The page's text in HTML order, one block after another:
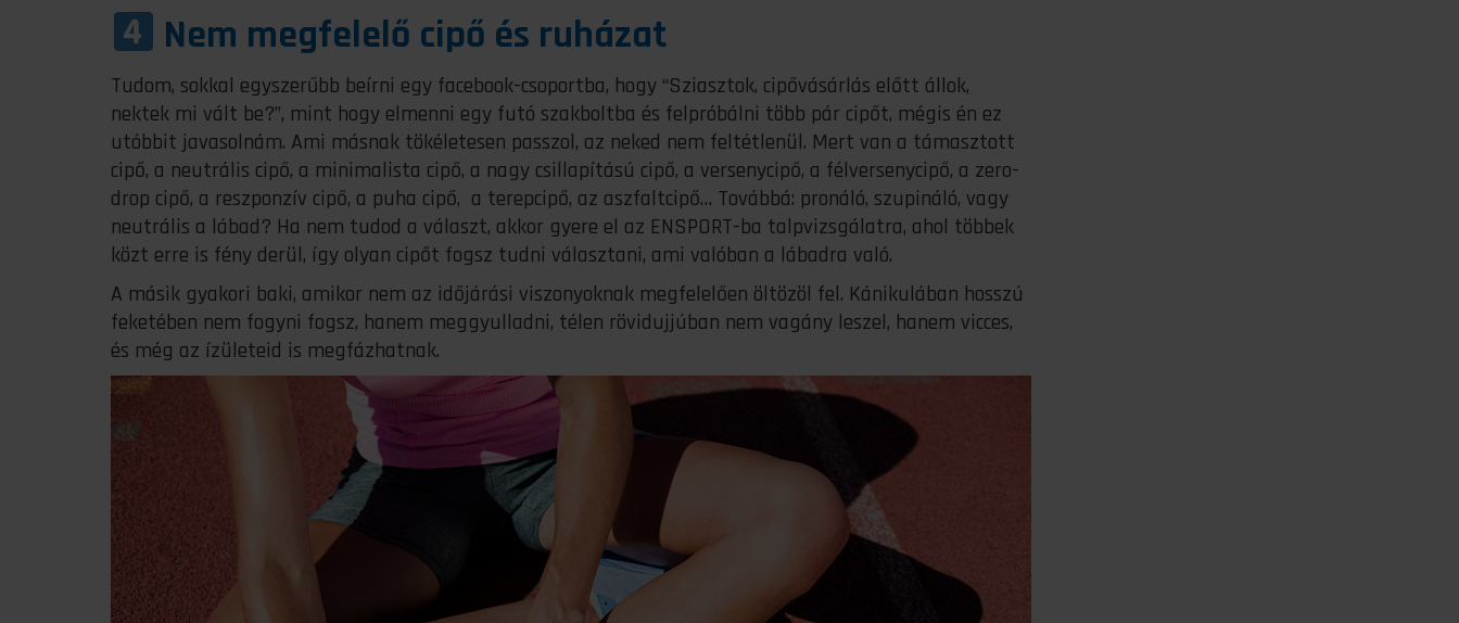
Nem megfelelő cipő és ruházat
Tudom, sokkal egyszerűbb beírni egy facebook-csoportba, hogy “Sziasztok, cipővásárlás előtt állok,
nektek mi vált be?”, mint hogy elmenni egy futó szakboltba és felpróbálni több pár cipőt, mégis én ez
utóbbit javasolnám. Ami másnak tökéletesen passzol, az neked nem feltétlenül. Mert van a támasztott
cipő, a neutrális cipő, a minimalista cipő, a nagy csillapítású cipő, a versenycipő, a félversenycipő, a zero-
drop cipő, a reszponzív cipő, a puha cipő, a terepcipő, az aszfaltcipő… Továbbá: pronáló, szupináló, vagy
neutrális a lábad? Ha nem tudod a választ, akkor gyere el az ENSPORT-ba talpvizsgálatra, ahol többek
közt erre is fény derül, így olyan cipőt fogsz tudni választani, ami valóban a lábadra való.
A másik gyakori baki, amikor nem az időjárási viszonyoknak megfelelően öltözöl fel. Kánikulában hosszú
feketében nem fogyni fogsz, hanem meggyulladni, télen rövidujjúban nem vagány leszel, hanem vicces,
és még az ízületeid is megfázhatnak.